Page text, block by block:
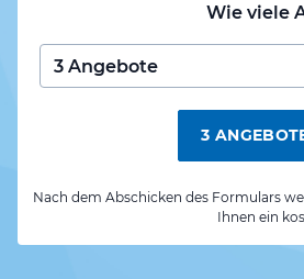
Wie viele
3
Nach dem Abschicken des Formulars
Ihnen ein